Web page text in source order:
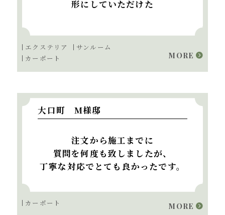
形にしていただけた
エクステリア
サンルーム
カーポート
MORE
大口町 M様邸
注文から施工までに
質問を何度も致しましたが、
丁寧な対応でとても良かったです。
カーポート MORE